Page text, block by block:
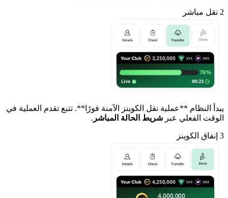
2 نقل مباشر
يبدأ النظام **عملية نقل الكوينز الآمنة فورًا**. تتبع تقدم العملية في
الوقت الفعلي عبر شريط الحالة المباشر .
3 إنفاق الكوينز